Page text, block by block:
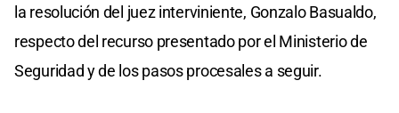
la resolución del juez interviniente, Gonzalo Basualdo,
respecto del recurso presentado por el Ministerio de
Seguridad y de los pasos procesales a seguir.